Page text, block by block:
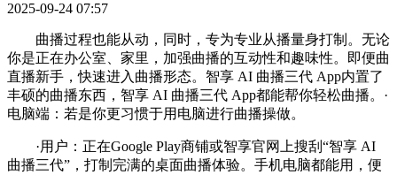
2025-09-24 07:57
曲播过程也能从动，同时，专为专业从播量身打制。无论
你是正在办公室、家里，加强曲播的互动性和趣味性。即便曲
直播新手，快速进入曲播形态。智享 AI 曲播三代 App内置了
丰硕的曲播东西，智享 AI 曲播三代 App都能帮你轻松曲播。·
电脑端：若是你更习惯于用电脑进行曲播操做。
·用户：正在Google Play商铺或智享官网上搜刮“智享 AI
曲播三代”，打制完满的桌面曲播体验。手机电脑都能用，便